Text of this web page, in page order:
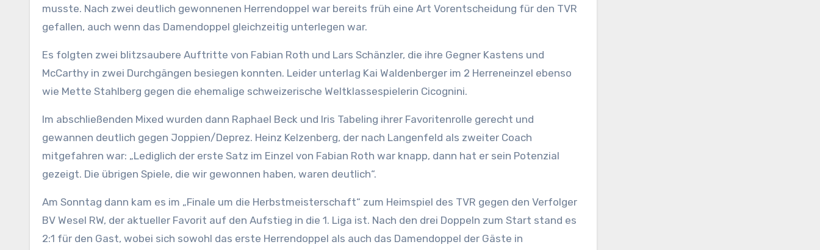
musste. Nach zwei deutlich gewonnenen Herrendoppel war bereits früh eine Art Vorentscheidung für den TVR
gefallen, auch wenn das Damendoppel gleichzeitig unterlegen war.
Es folgten zwei blitzsaubere Auftritte von Fabian Roth und Lars Schänzler, die ihre Gegner Kastens und
McCarthy in zwei Durchgängen besiegen konnten. Leider unterlag Kai Waldenberger im 2 Herreneinzel ebenso
wie Mette Stahlberg gegen die ehemalige schweizerische Weltklassespielerin Cicognini.
Im abschließenden Mixed wurden dann Raphael Beck und Iris Tabeling ihrer Favoritenrolle gerecht und
gewannen deutlich gegen Joppien/Deprez. Heinz Kelzenberg, der nach Langenfeld als zweiter Coach
mitgefahren war: „Lediglich der erste Satz im Einzel von Fabian Roth war knapp, dann hat er sein Potenzial
gezeigt. Die übrigen Spiele, die wir gewonnen haben, waren deutlich“.
Am Sonntag dann kam es im „Finale um die Herbstmeisterschaft“ zum Heimspiel des TVR gegen den Verfolger
BV Wesel RW, der aktueller Favorit auf den Aufstieg in die 1. Liga ist. Nach den drei Doppeln zum Start stand es
2:1 für den Gast, wobei sich sowohl das erste Herrendoppel als auch das Damendoppel der Gäste in